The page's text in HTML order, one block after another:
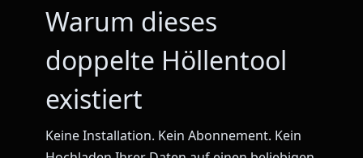
Warum dieses
doppelte Höllentool
existiert
Keine Installation. Kein Abonnement. Kein